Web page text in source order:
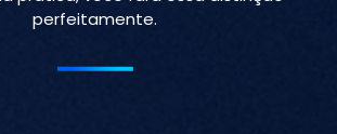
perfeitamente.